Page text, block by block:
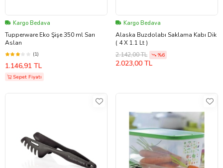
Kargo Bedava
Tupperware Eko Şişe 350 ml Sarı
Aslan
(1)
1.146,91 TL
Sepet Fiyatı
Kargo Bedava
Alaska Buzdolabı Saklama Kabı Dik
( 4 X 1.1 Lt )
2.142,00 TL
%6
2.023,00 TL